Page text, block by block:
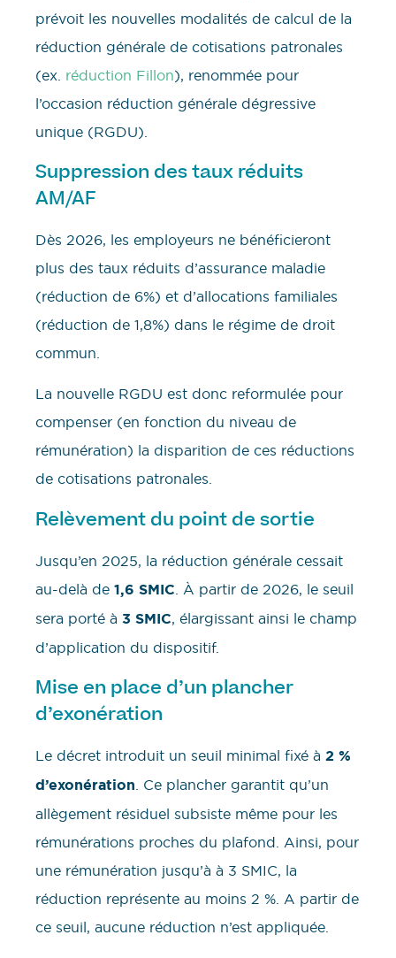
prévoit les nouvelles modalités de calcul de la
réduction générale de cotisations patronales
(ex. réduction Fillon), renommée pour
l’occasion réduction générale dégressive
unique (RGDU).
Suppression des taux réduits
AM/AF
Dès 2026, les employeurs ne bénéficieront
plus des taux réduits d’assurance maladie
(réduction de 6%) et d’allocations familiales
(réduction de 1,8%) dans le régime de droit
commun.
La nouvelle RGDU est donc reformulée pour
compenser (en fonction du niveau de
rémunération) la disparition de ces réductions
de cotisations patronales.
Relèvement du point de sortie
Jusqu’en 2025, la réduction générale cessait
au-delà de 1,6 SMIC . À partir de 2026, le seuil
sera porté à 3 SMIC, élargissant ainsi le champ
d’application du dispositif.
Mise en place d’un plancher
d’exonération
Le décret introduit un seuil minimal fixé à 2 %
d’exonération. Ce plancher garantit qu’un
allègement résiduel subsiste même pour les
rémunérations proches du plafond. Ainsi, pour
une rémunération jusqu’à à 3 SMIC, la
réduction représente au moins 2 %. A partir de
ce seuil, aucune réduction n’est appliquée.